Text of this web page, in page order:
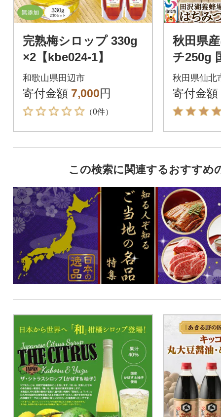
完熟梅シロップ 330g
×2【kbe024-1】
和歌山県田辺市
寄付金額 7,000円
（0件）
秋田県
チ250g
yj-
秋田県仙北
寄付金額
この検索に関連するおすすめ